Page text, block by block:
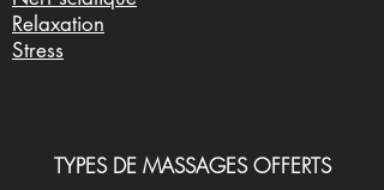
Relaxation
Stress
TYPES DE MASSAGES OFFERTS